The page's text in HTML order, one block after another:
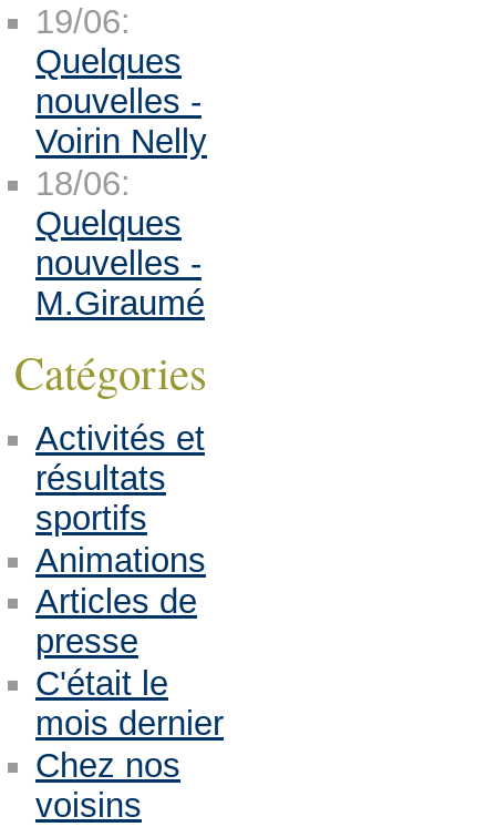
19/06:
Quelques
nouvelles -
Voirin Nelly
18/06:
Quelques
nouvelles -
M.Giraumé
Catégories
Activités et
résultats
sportifs
Animations
Articles de
presse
C'était le
mois dernier
Chez nos
voisins